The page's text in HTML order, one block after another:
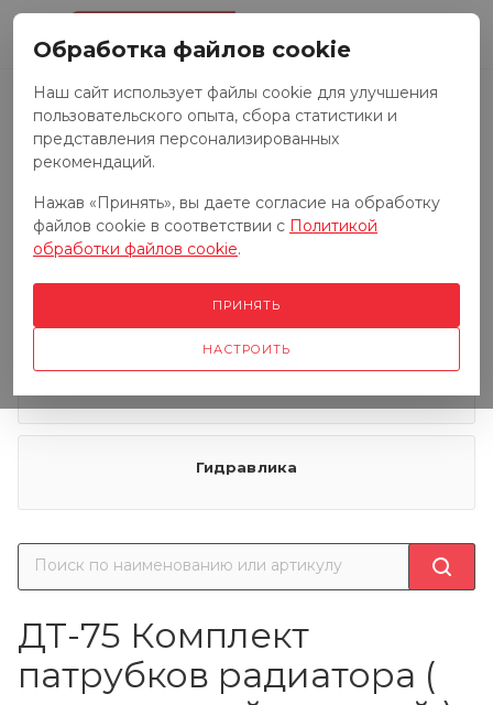
Запчасти к тракторам
Запчасти к грузовым автомобилям
Гидравлика
ДТ-75 Комплект
патрубков радиатора (
Обработка файлов cookie
Наш сайт использует файлы cookie для улучшения
пользовательского опыта, сбора статистики и
представления персонализированных
рекомендаций.
Нажав «Принять», вы даете согласие на обработку
файлов cookie в соответствии с Политикой
обработки файлов cookie.
НАСТРОИТЬ
ПРИНЯТЬ